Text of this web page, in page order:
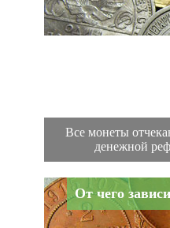
Все монеты
денежной
От чего